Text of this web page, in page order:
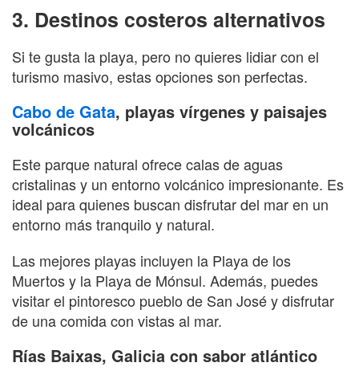
3. Destinos costeros alternativos
Si te gusta la playa, pero no quieres lidiar con el
turismo masivo, estas opciones son perfectas.
Cabo de Gata, playas vírgenes y paisajes
volcánicos
Este parque natural ofrece calas de aguas
cristalinas y un entorno volcánico impresionante. Es
ideal para quienes buscan disfrutar del mar en un
entorno más tranquilo y natural.
Las mejores playas incluyen la Playa de los
Muertos y la Playa de Mónsul. Además, puedes
visitar el pintoresco pueblo de San José y disfrutar
de una comida con vistas al mar.
Rías Baixas, Galicia con sabor atlántico